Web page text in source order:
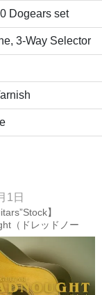
Dogears set
3-Way Selector
1日
】
（ドレッドノー
試奏動画まとめ!!
Guitar】